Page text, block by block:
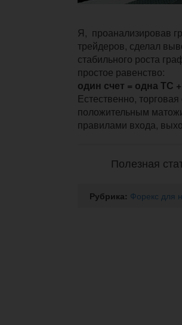
Я, проанализировав
трейдеров, сделал
стабильного роста
простое равенство:
один счет = одна ТС
Естественно,
положительным
правилами входа,
Полезная
Рубрика: Форекс для